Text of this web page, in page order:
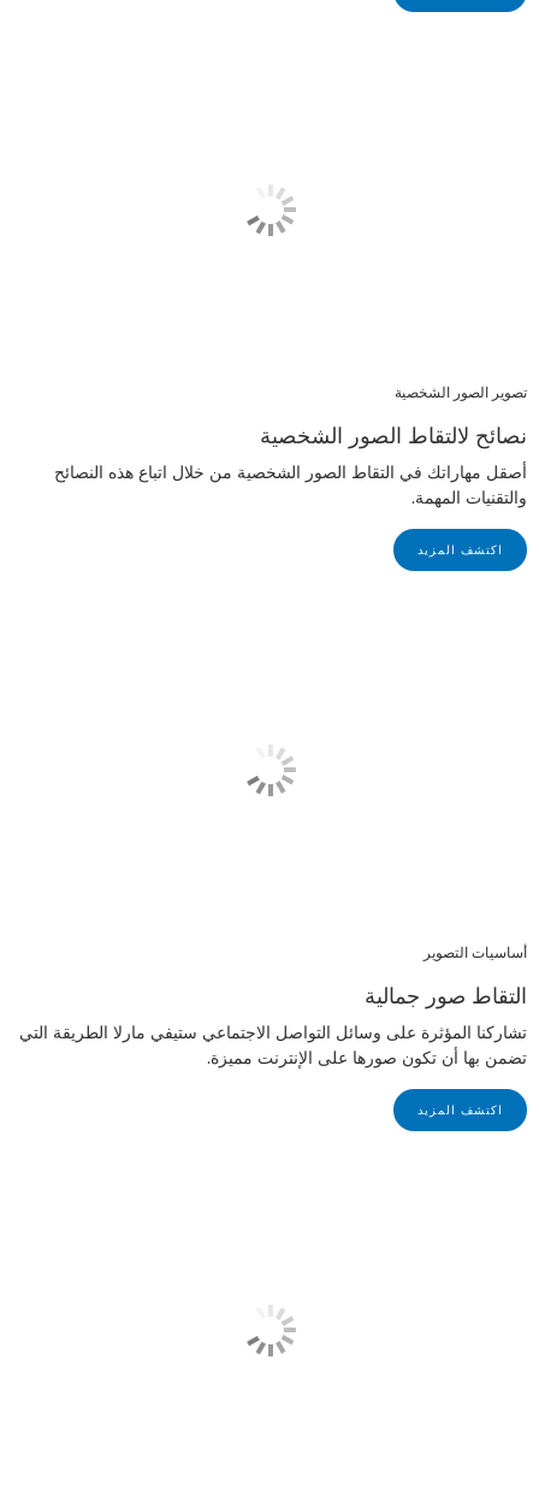
تصوير الصور الشخصية
نصائح لالتقاط الصور الشخصية
أصقل مهاراتك في التقاط الصور الشخصية من خلال اتباع هذه النصائح
والتقنيات المهمة.
اكتشف المزيد
أساسيات التصوير
التقاط صور جمالية
تشاركنا المؤثرة على وسائل التواصل الاجتماعي ستيفي مارلا الطريقة التي
تضمن بها أن تكون صورها على الإنترنت مميزة.
اكتشف المزيد